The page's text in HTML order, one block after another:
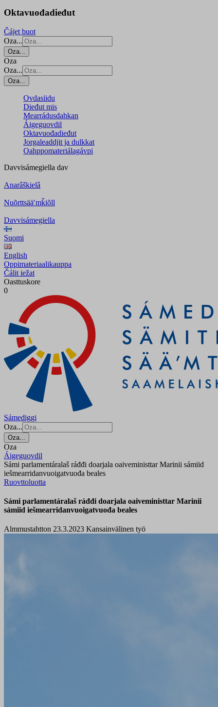
Oktavuođadieđut
Čájet buot
Oza...
Oza...
Oza
Oza...
Oza...
Ovdasiidu
Dieđut mis
Mearrádusdahkan
Áigeguovdil
Oktavuođadieđut
Jorgaleaddjit ja dulkkat
Oahppomateriálagávpi
Davvisámegiella dav
Anarâškielâ
Nuõrttsääʹmǩiõll
Davvisámegiella
Suomi
English
Oppimateriaalikauppa
Čálit iežat
Oasttuskore
0
Sámediggi
Oza...
Oza...
Oza
Áigeguovdil
Sámi parlamentáralaš ráđđi doarjala oaiveministtar Marinii sámiid
iešmearridanvuoigatvuođa beales
Ruovttoluotta
Sámi parlamentáralaš ráđđi doarjala oaiveministtar Marinii
sámiid iešmearridanvuoigatvuođa beales
Almmustahtton 23.3.2023 Kansainvälinen työ